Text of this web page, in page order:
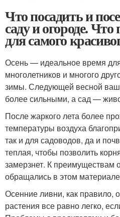
Что посадить и
саду и огороде.
для самого
Осень — идеальное время
многолетников и многого
зимы. Следующей весной
более сильными, а сад —
После жаркого лета более
температуры воздуха
так и для садоводов, да и
теплая, чтобы позволить
замерзнет. К преимуществам
обращались в этом
Осенние ливни, как правило,
растения все равно легко,